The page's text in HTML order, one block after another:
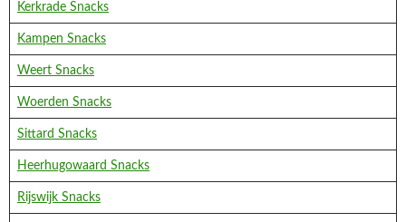
Kerkrade Snacks
Kampen Snacks
Weert Snacks
Woerden Snacks
Sittard Snacks
Heerhugowaard Snacks
Rijswijk Snacks